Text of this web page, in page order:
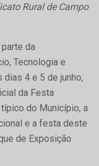
Rural de Campo
da
Tecnologia e
dias 4 e 5 de junho,
da Festa
do Município, a
e a festa deste
de Exposição